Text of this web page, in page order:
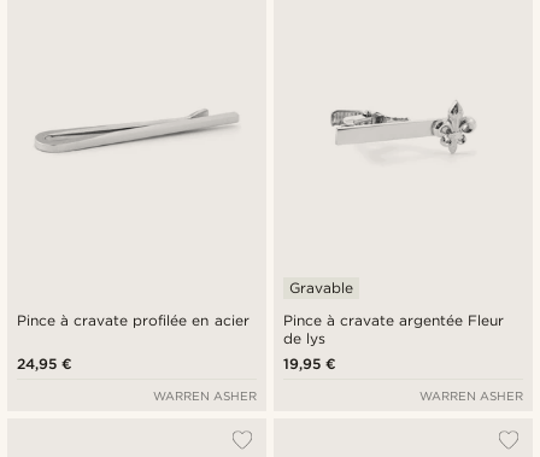
Pince à cravate profilée en acier
24,95 €
WARREN ASHER
Pince à cravate argentée Fleur
de lys
Gravable
19,95 €
WARREN ASHER